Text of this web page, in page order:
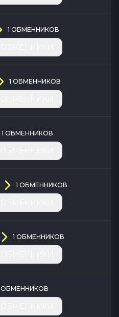
1 ОБМЕННИКОВ
1 ОБМЕННИКОВ
1 ОБМЕННИКОВ
1 ОБМЕННИКОВ
1 ОБМЕННИКОВ
ОБМЕННИКОВ